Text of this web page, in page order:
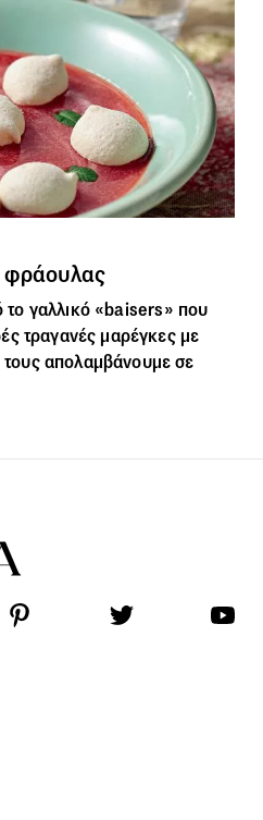
φράουλας
το γαλλικό «baisers» που
τραγανές μαρέγκες με
τους απολαμβάνουμε σε